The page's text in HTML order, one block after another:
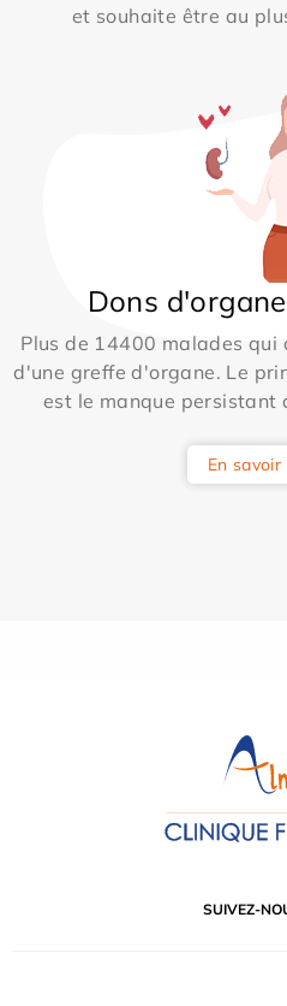
et souhaite être au
Dons
Plus de 14400 malades qui
d'une greffe d'organe. Le
est le manque persistant
En savoir
SUIVEZ-